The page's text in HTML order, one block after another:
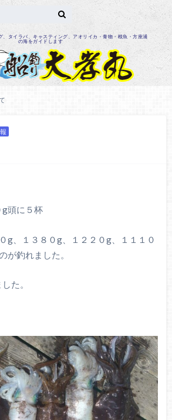
、タイラバ、キャスティング、アオリイカ・青物・根魚・方座浦
の海をガイドします
g頭に５杯
g、１３８０g、１２２０g、１１１０
が釣れました。
た。